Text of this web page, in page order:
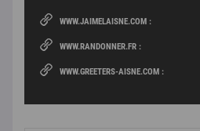
WWW.JAIMELAISNE.COM :
WWW.RANDONNER.FR :
WWW.GREETERS-AISNE.COM :